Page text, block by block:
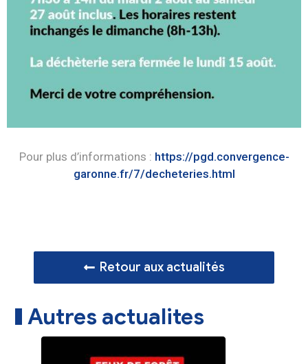
Pour plus d’informations : https://pgd.convergence-
garonne.fr/7/decheteries.html
Retour aux actualités
Autres actualites